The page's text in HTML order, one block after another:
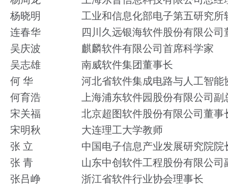
杨晓明
工业和信息化部电子第五研究
连春华
四川久远银海软件股份有限公司
吴庆波
麒麟软件有限公司首席科学家
吴志雄
南威软件集团董事长
何 华
河北省软件集成电路与人工智能
何育浩
上海浦东软件园股份有限公司副
宋关福
北京超图软件股份有限公司董事
宋明秋
大连理工大学教师
张 立
中国电子信息产业发展研究院院
张 青
山东中创软件工程股份有限公司
张吕峥
浙江省软件行业协会理事长